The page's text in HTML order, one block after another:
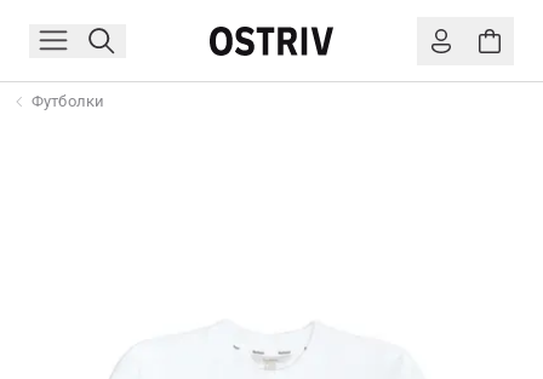
Футболки